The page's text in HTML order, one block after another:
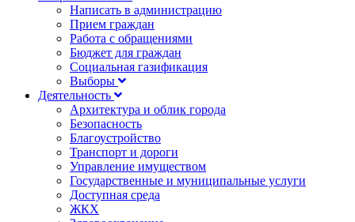
Написать в администрацию
Прием граждан
Работа с обращениями
Бюджет для граждан
Социальная газификация
Выборы
Деятельность
Архитектура и облик города
Безопасность
Благоустройство
Транспорт и дороги
Управление имуществом
Государственные и муниципальные услуги
Доступная среда
ЖКХ